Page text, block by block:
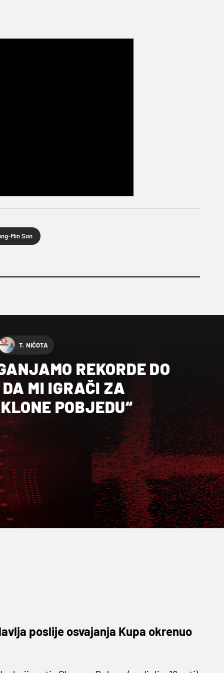
Min Son
T. NIČOTA
REKORDE DO
MI IGRAČI ZA
POBJEDU“
poslije osvajanja Kupa okrenuo